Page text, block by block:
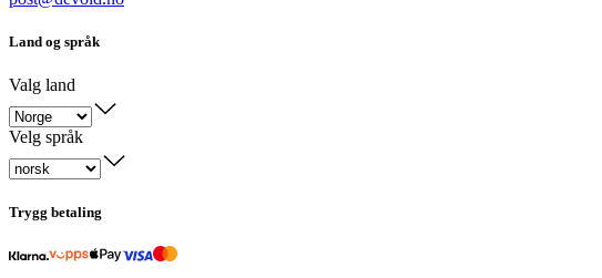
Land og språk
Valg land
Velg språk
Trygg betaling